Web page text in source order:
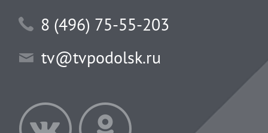
8 (496) 75-55-203
tv@tvpodolsk.ru